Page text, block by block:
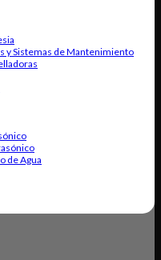
y Sistemas de Mantenimiento
de Agua